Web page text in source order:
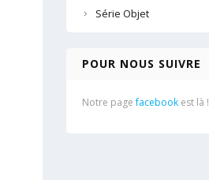
Série Objet
POUR NOUS SUIVRE
Notre pagefacebookest là !